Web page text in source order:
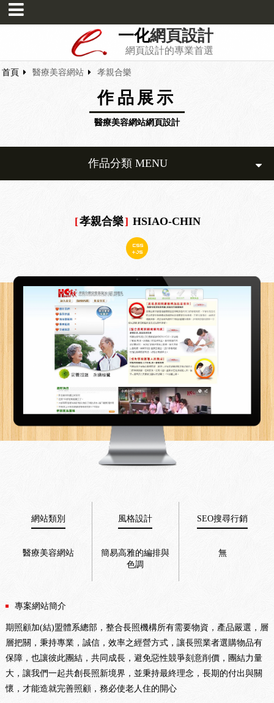
一化網頁設計
網頁設計的專業首選
首頁 醫療美容網站 孝親合樂
作品展示
醫療美容網站網頁設計
作品分類 MENU
[孝親合樂] HSIAO-CHIN
網站類別
醫療美容網站
風格設計
簡易高雅的編排與
色調
SEO搜尋行銷
無
專案網站簡介
期照顧加(結)盟體系總部，整合長照機構所有需要物資，產品嚴選，層
層把關，秉持專業，誠信，效率之經營方式，讓長照業者選購物品有
保障，也讓彼此團結，共同成長，避免惡性競爭刻意削價，團結力量
大，讓我們一起共創長照新境界，並秉持最終理念，長期的付出與關
懷，才能造就完善照顧，務必使老人住的開心